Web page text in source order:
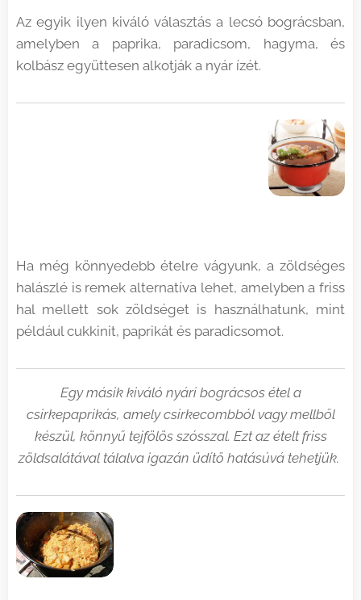
Az egyik ilyen kiváló választás a lecsó bográcsban,
amelyben a paprika, paradicsom, hagyma, és
kolbász együttesen alkotják a nyár ízét.
Ha még könnyedebb ételre vágyunk, a zöldséges
halászlé is remek alternatíva lehet, amelyben a friss
hal mellett sok zöldséget is használhatunk, mint
például cukkinit, paprikát és paradicsomot.
Egy másik kiváló nyári bográcsos étel a
csirkepaprikás, amely csirkecombból vagy mellből
készül, könnyű tejfölös szósszal. Ezt az ételt friss
zöldsalátával tálalva igazán üdítő hatásúvá tehetjük.